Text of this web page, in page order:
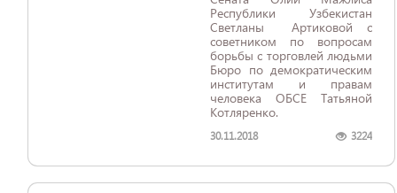
Республики Узбекистан
Светланы Артиковой с
советником по вопросам
борьбы с торговлей людьми
Бюро по демократическим
институтам и правам
человека ОБСЕ Татьяной
Котляренко.
30.11.2018 3224